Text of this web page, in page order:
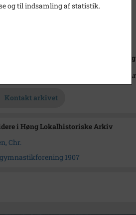
Jens Hansen
Sæby Sogn
Høng Lokalhistoriske
Kontakt arkivet
i Høng Lokalhistoriske Arkiv
Chr.
1907
og til indsamling af statistik.